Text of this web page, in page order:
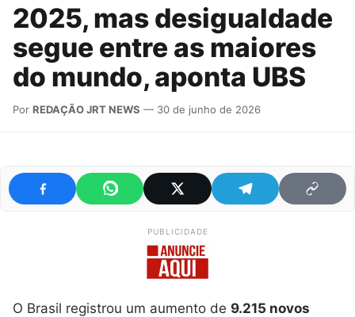
2025, mas desigualdade
segue entre as maiores
do mundo, aponta UBS
Por REDAÇÃO JRT NEWS — 30 de junho de 2026
PUBLICIDADE
O Brasil registrou um aumento de 9.215 novos